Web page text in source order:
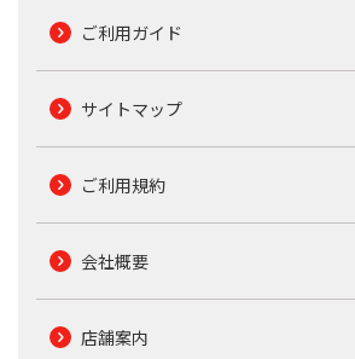
ご利用ガイド
サイトマップ
ご利用規約
会社概要
店舗案内